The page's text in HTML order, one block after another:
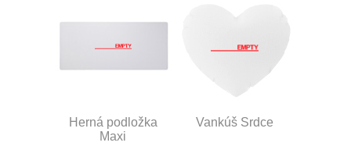
Herná podložka
Maxi
Vankúš Srdce